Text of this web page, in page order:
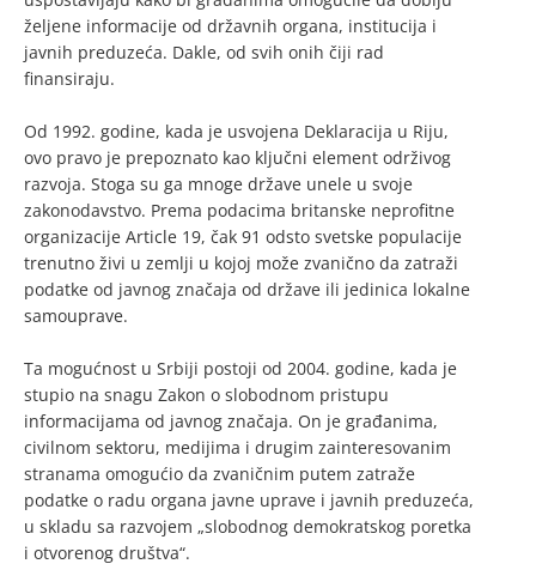
željene informacije od državnih organa, institucija i
javnih preduzeća. Dakle, od svih onih čiji rad
finansiraju.
Od 1992. godine, kada je usvojena Deklaracija u Riju,
ovo pravo je prepoznato kao ključni element održivog
razvoja. Stoga su ga mnoge države unele u svoje
zakonodavstvo. Prema podacima britanske neprofitne
organizacije Article 19, čak 91 odsto svetske populacije
trenutno živi u zemlji u kojoj može zvanično da zatraži
podatke od javnog značaja od države ili jedinica lokalne
samouprave.
Ta mogućnost u Srbiji postoji od 2004. godine, kada je
stupio na snagu Zakon o slobodnom pristupu
informacijama od javnog značaja. On je građanima,
civilnom sektoru, medijima i drugim zainteresovanim
stranama omogućio da zvaničnim putem zatraže
podatke o radu organa javne uprave i javnih preduzeća,
u skladu sa razvojem „slobodnog demokratskog poretka
i otvorenog društva“.